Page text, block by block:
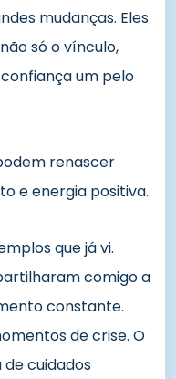
mudanças. Eles
só o vínculo,
um pelo
renascer
e energia positiva.
que já vi.
comigo a
constante.
de crise. O
cuidados